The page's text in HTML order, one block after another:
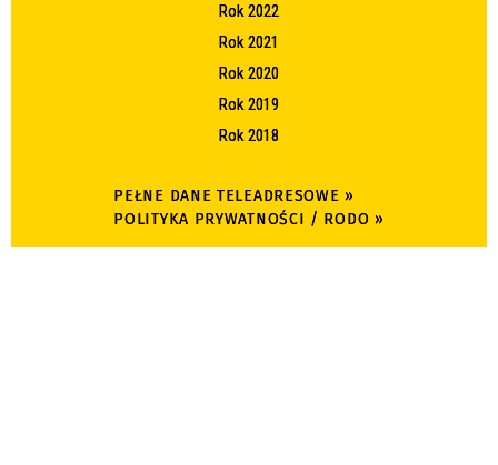
Rok 2022
Rok 2021
Rok 2020
Rok 2019
Rok 2018
PEŁNE DANE TELEADRESOWE »
POLITYKA PRYWATNOŚCI / RODO »